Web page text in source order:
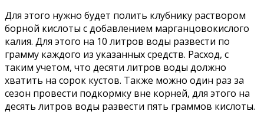
Для этого нужно будет полить клубнику раствором
борной кислоты с добавлением марганцовокислого
калия. Для этого на 10 литров воды развести по
грамму каждого из указанных средств. Расход, с
таким учетом, что десяти литров воды должно
хватить на сорок кустов. Также можно один раз за
сезон провести подкормку вне корней, для этого на
десять литров воды развести пять граммов кислоты.